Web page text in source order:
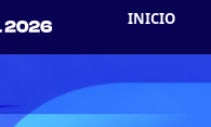
INICIO